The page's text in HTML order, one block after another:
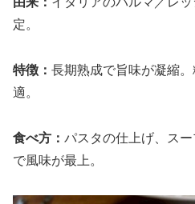
定。
特徴： 長期熟成で旨味が凝縮
適。
食べ方： パスタの仕上げ、ス
で風味が最上。